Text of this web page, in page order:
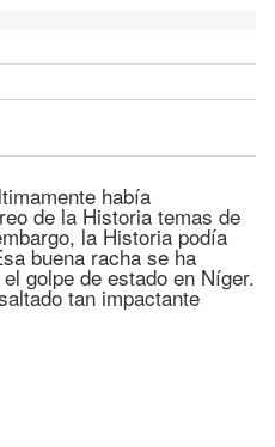
había
de la Historia temas de
la Historia podía
buena racha se ha
golpe de estado en Níger.
tan impactante